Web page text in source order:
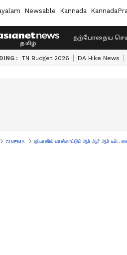
Newsable Kannada
தற்போதைய
: TN Budget 2026 DA Hike News
CINEMA ஜப்பானில் மாஸ்காட்டும் ஆர் ஆர் ஆர் டீம்..